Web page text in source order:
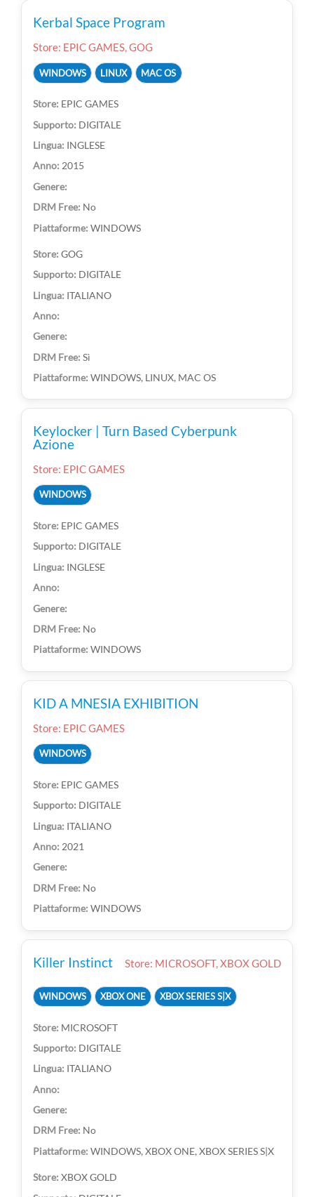
Kerbal Space Program
Store: EPIC GAMES, GOG
WINDOWS LINUX MAC OS
EPIC GAMES
DIGITALE
INGLESE
2015
No
WINDOWS
GOG
DIGITALE
ITALIANO
Sì
WINDOWS, LINUX, MAC OS
Keylocker | Turn Based Cyberpunk
Azione
Store: EPIC GAMES
WINDOWS
EPIC GAMES
DIGITALE
INGLESE
No
WINDOWS
KID A MNESIA EXHIBITION
Store: EPIC GAMES
WINDOWS
EPIC GAMES
DIGITALE
ITALIANO
2021
No
WINDOWS
Killer Instinct Store: MICROSOFT, XBOX GOLD
WINDOWS XBOX ONE XBOX SERIES S|X
MICROSOFT
DIGITALE
ITALIANO
No
WINDOWS, XBOX ONE, XBOX SERIES S|X
XBOX GOLD